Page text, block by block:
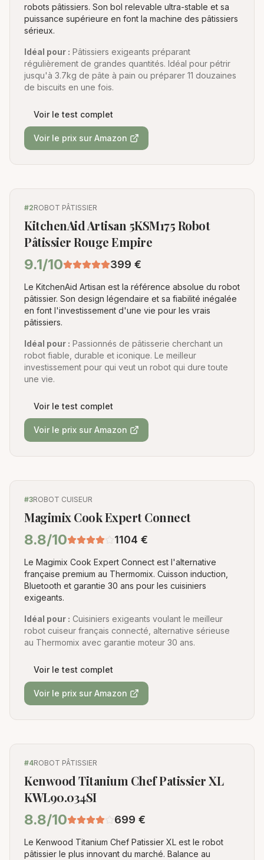
robots pâtissiers. Son bol relevable ultra-stable et sa
puissance supérieure en font la machine des pâtissiers
sérieux.
Idéal pour : Pâtissiers exigeants préparant
régulièrement de grandes quantités. Idéal pour pétrir
jusqu'à 3.7kg de pâte à pain ou préparer 11 douzaines
de biscuits en une fois.
Voir le test complet
Voir le prix sur Amazon
#2ROBOT PÂTISSIER
KitchenAid Artisan 5KSM175 Robot
Pâtissier Rouge Empire
9.1/10 399 €
Le KitchenAid Artisan est la référence absolue du robot
pâtissier. Son design légendaire et sa fiabilité inégalée
en font l'investissement d'une vie pour les vrais
pâtissiers.
Idéal pour : Passionnés de pâtisserie cherchant un
robot fiable, durable et iconique. Le meilleur
investissement pour qui veut un robot qui dure toute
une vie.
Voir le test complet
Voir le prix sur Amazon
#3ROBOT CUISEUR
Magimix Cook Expert Connect
8.8/10 1104 €
Le Magimix Cook Expert Connect est l'alternative
française premium au Thermomix. Cuisson induction,
Bluetooth et garantie 30 ans pour les cuisiniers
exigeants.
Idéal pour : Cuisiniers exigeants voulant le meilleur
robot cuiseur français connecté, alternative sérieuse
au Thermomix avec garantie moteur 30 ans.
Voir le test complet
Voir le prix sur Amazon
#4ROBOT PÂTISSIER
Kenwood Titanium Chef Patissier XL
KWL90.034SI
8.8/10 699 €
Le Kenwood Titanium Chef Patissier XL est le robot
pâtissier le plus innovant du marché. Balance au